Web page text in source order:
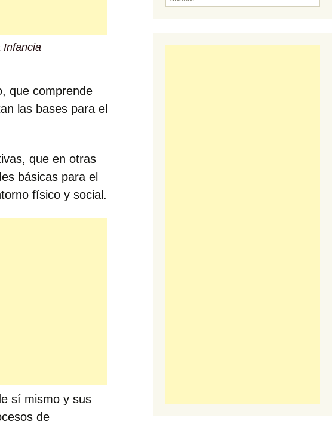
Infancia
que comprende
las bases para el
que en otras
básicas para el
físico y social.
sí mismo y sus
de